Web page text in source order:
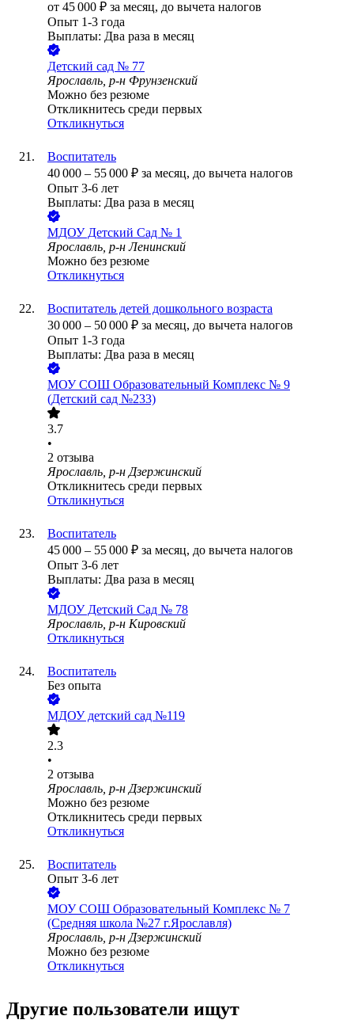
от 45 000 ₽ за месяц, до вычета налогов
Опыт 1-3 года
Выплаты: Два раза в месяц
Детский сад № 77
Ярославль, р-н Фрунзенский
Можно без резюме
Откликнитесь среди первых
Откликнуться
Воспитатель
40 000 – 55 000 ₽ за месяц, до вычета налогов
Опыт 3-6 лет
Выплаты: Два раза в месяц
МДОУ Детский Сад № 1
Ярославль, р-н Ленинский
Можно без резюме
Откликнуться
Воспитатель детей дошкольного возраста
30 000 – 50 000 ₽ за месяц, до вычета налогов
Опыт 1-3 года
Выплаты: Два раза в месяц
МОУ СОШ Образовательный Комплекс № 9
(Детский сад №233)
3.7
•
2 отзыва
Ярославль, р-н Дзержинский
Откликнитесь среди первых
Откликнуться
Воспитатель
45 000 – 55 000 ₽ за месяц, до вычета налогов
Опыт 3-6 лет
Выплаты: Два раза в месяц
МДОУ Детский Сад № 78
Ярославль, р-н Кировский
Откликнуться
Воспитатель
Без опыта
МДОУ детский сад №119
2.3
•
2 отзыва
Ярославль, р-н Дзержинский
Можно без резюме
Откликнитесь среди первых
Откликнуться
Воспитатель
Опыт 3-6 лет
МОУ СОШ Образовательный Комплекс № 7
(Средняя школа №27 г.Ярославля)
Ярославль, р-н Дзержинский
Можно без резюме
Откликнуться
Другие пользователи ищут